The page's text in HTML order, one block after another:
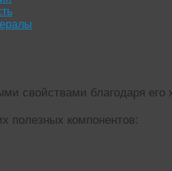
свойствами благодаря его
полезных компонентов: